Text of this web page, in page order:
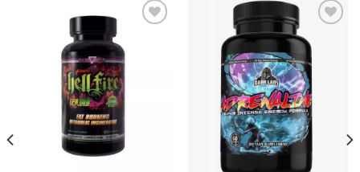
Добавить
в список
желаний
Добавить
в список
желаний